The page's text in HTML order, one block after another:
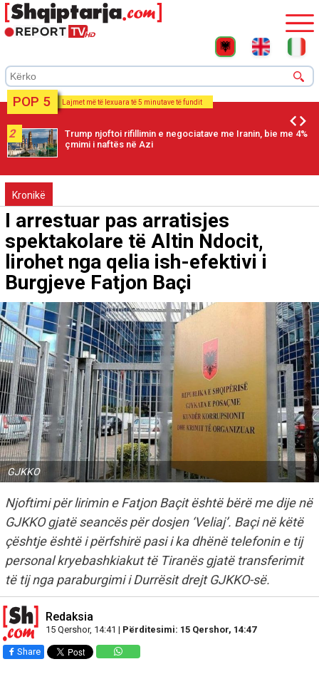
POP 5 Lajmet më të lexuara të 5 minutave të fundit
2
Trump njoftoi rifillimin e negociatave me Iranin, bie me 4%
çmimi i naftës në Azi
Kronikë
I arrestuar pas arratisjes
spektakolare të Altin Ndocit,
lirohet nga qelia ish-efektivi i
Burgjeve Fatjon Baçi
GJKKO
Njoftimi për lirimin e Fatjon Baçit është bërë me dije në
GJKKO gjatë seancës për dosjen ‘Veliaj’. Baçi në këtë
çështje është i përfshirë pasi i ka dhënë telefonin e tij
personal kryebashkiakut të Tiranës gjatë transferimit
të tij nga paraburgimi i Durrësit drejt GJKKO-së.
Redaksia
15 Qershor, 14:41 | Përditesimi: 15 Qershor, 14:47
Share